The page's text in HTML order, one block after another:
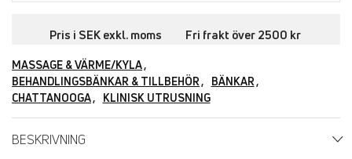
Pris i SEK exkl. moms Fri frakt över 2500 kr
MASSAGE & VÄRME/KYLA
BEHANDLINGSBÄNKAR & TILLBEHÖR
BÄNKAR
CHATTANOOGA
KLINISK UTRUSNING
BESKRIVNING